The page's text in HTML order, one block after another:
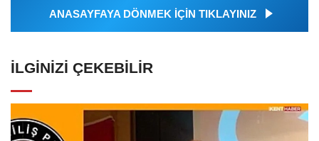
ANASAYFAYA DÖNMEK İÇİN TIKLAYINIZ
İLGINIZI ÇEKEBILIR